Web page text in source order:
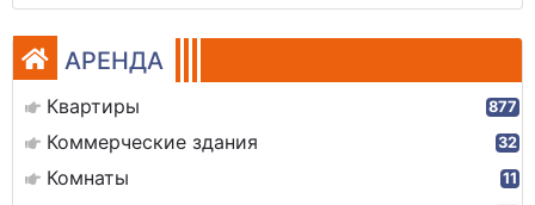
АРЕНДА
Квартиры 877
Коммерческие здания 32
Комнаты 11